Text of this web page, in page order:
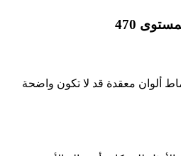
470
ألوان معقدة قد لا تكون واضحة